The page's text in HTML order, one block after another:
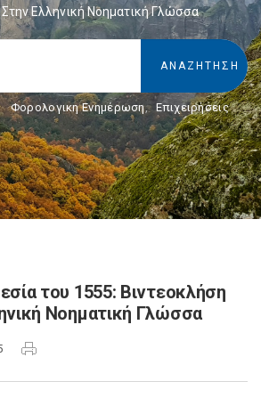
Στην Ελληνική Νοηματική Γλώσσα
Φορολογικη Ενημέρωση, Επιχειρήσεις
του 1555: Βιντεοκλήση
Νοηματική Γλώσσα